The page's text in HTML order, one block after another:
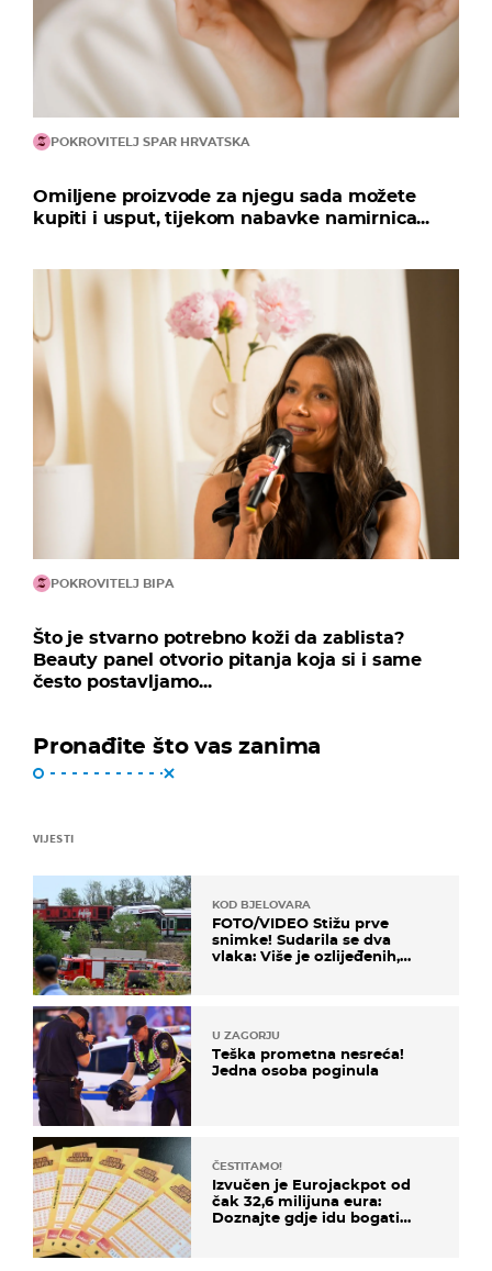
POKROVITELJ SPAR HRVATSKA
Omiljene proizvode za njegu sada možete
kupiti i usput, tijekom nabavke namirnica...
POKROVITELJ BIPA
Što je stvarno potrebno koži da zablista?
Beauty panel otvorio pitanja koja si i same
često postavljamo...
Pronađite što vas zanima
VIJESTI
KOD BJELOVARA
FOTO/VIDEO Stižu prve
snimke! Sudarila se dva
vlaka: Više je ozlijeđenih,
U ZAGORJU
Teška prometna nesreća!
Jedna osoba poginula
ČESTITAMO!
Izvučen je Eurojackpot od
čak 32,6 milijuna eura:
Doznajte gdje idu bogati